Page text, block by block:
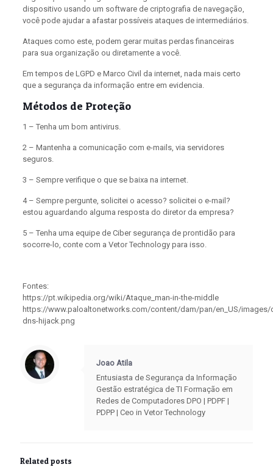
dispositivo usando um software de criptografia de navegação,
você pode ajudar a afastar possíveis ataques de intermediários.
Ataques como este, podem gerar muitas perdas financeiras
para sua organização ou diretamente a você.
Em tempos de LGPD e Marco Civil da internet, nada mais certo
que a segurança da informação entre em evidencia.
Métodos de Proteção
1 – Tenha um bom antivirus.
2 – Mantenha a comunicação com e-mails, via servidores
seguros.
3 – Sempre verifique o que se baixa na internet.
4 – Sempre pergunte, solicitei o acesso? solicitei o e-mail?
estou aguardando alguma resposta do diretor da empresa?
5 – Tenha uma equipe de Ciber segurança de prontidão para
socorre-lo, conte com a Vetor Technology para isso.
Fontes:
https://pt.wikipedia.org/wiki/Ataque_man-in-the-middle
https://www.paloaltonetworks.com/content/dam/pan/en_US/
dns-hijack.png
Joao Atila
Entusiasta de Segurança da Informação
Gestão estratégica de TI Formação em
Redes de Computadores DPO | PDPF |
PDPP | Ceo in Vetor Technology
Related posts